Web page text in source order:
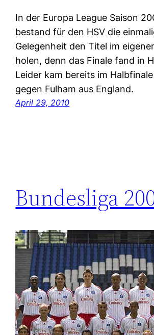
In der Europa League Saison
bestand für den HSV die
Gelegenheit den Titel im
holen, denn das Finale fand in
Leider kam bereits im
gegen Fulham aus England.
April 29, 2010
Bundesliga